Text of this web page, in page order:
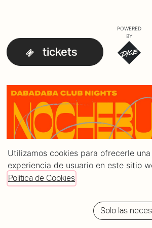
tickets
POWERED
BY
Utilizamos cookies para ofrecerle
experiencia de usuario en este sitio
Política de Cookies
Solo las